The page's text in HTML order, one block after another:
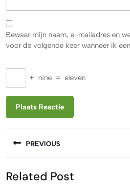
Bewaar mijn naam, e-mailadres en
voor de volgende keer wanneer ik
+ nine = eleven
PREVIOUS
bericht:
Related Post